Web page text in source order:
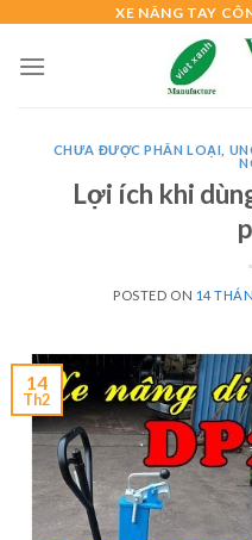
content
XE NÂNG TAY
CHƯA ĐƯỢC PHÂN LOẠI
Lợi ích khi
POSTED ON 14
14
Th2